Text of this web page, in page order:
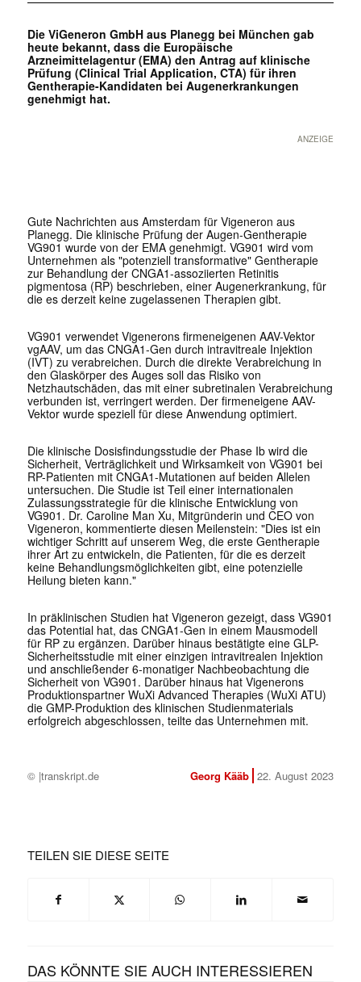
Die ViGeneron GmbH aus Planegg bei München gab
heute bekannt, dass die Europäische
Arzneimittelagentur (EMA) den Antrag auf klinische
Prüfung (Clinical Trial Application, CTA) für ihren
Gentherapie-Kandidaten bei Augenerkrankungen
genehmigt hat.
ANZEIGE
Gute Nachrichten aus Amsterdam für Vigeneron aus
Planegg. Die klinische Prüfung der Augen-Gentherapie
VG901 wurde von der EMA genehmigt. VG901 wird vom
Unternehmen als "potenziell transformative" Gentherapie
zur Behandlung der CNGA1-assoziierten Retinitis
pigmentosa (RP) beschrieben, einer Augenerkrankung, für
die es derzeit keine zugelassenen Therapien gibt.
VG901 verwendet Vigenerons firmeneigenen AAV-Vektor
vgAAV, um das CNGA1-Gen durch intravitreale Injektion
(IVT) zu verabreichen. Durch die direkte Verabreichung in
den Glaskörper des Auges soll das Risiko von
Netzhautschäden, das mit einer subretinalen Verabreichung
verbunden ist, verringert werden. Der firmeneigene AAV-
Vektor wurde speziell für diese Anwendung optimiert.
Die klinische Dosisfindungsstudie der Phase Ib wird die
Sicherheit, Verträglichkeit und Wirksamkeit von VG901 bei
RP-Patienten mit CNGA1-Mutationen auf beiden Allelen
untersuchen. Die Studie ist Teil einer internationalen
Zulassungsstrategie für die klinische Entwicklung von
VG901. Dr. Caroline Man Xu, Mitgründerin und CEO von
Vigeneron, kommentierte diesen Meilenstein: "Dies ist ein
wichtiger Schritt auf unserem Weg, die erste Gentherapie
ihrer Art zu entwickeln, die Patienten, für die es derzeit
keine Behandlungsmöglichkeiten gibt, eine potenzielle
Heilung bieten kann."
In präklinischen Studien hat Vigeneron gezeigt, dass VG901
das Potential hat, das CNGA1-Gen in einem Mausmodell
für RP zu ergänzen. Darüber hinaus bestätigte eine GLP-
Sicherheitsstudie mit einer einzigen intravitrealen Injektion
und anschließender 6-monatiger Nachbeobachtung die
Sicherheit von VG901. Darüber hinaus hat Vigenerons
Produktionspartner WuXi Advanced Therapies (WuXi ATU)
die GMP-Produktion des klinischen Studienmaterials
erfolgreich abgeschlossen, teilte das Unternehmen mit.
© |transkript.de Georg Kääb 22. August 2023
TEILEN SIE DIESE SEITE
DAS KÖNNTE SIE AUCH INTERESSIEREN